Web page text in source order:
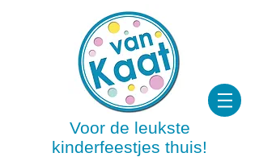
Voor de leukste
kinderfeestjes thuis!